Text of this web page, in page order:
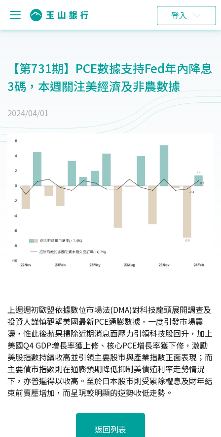
登入
【第731期】PCE數據支持Fed年內降息
3碼，本週關注美經濟及非農數據
2024/04/01
上週週初歐盟依據數位市場法(DMA)對科技龍頭展開調查及
投資人謹慎觀望美國最新PCE通膨數據，一度引發市場震
盪，惟此後蘋果掃除近期消息面壓力引領科技股回升，加上
美國Q4 GDP增長率獲上修、核心PCE增長率獲下修，激勵
美股指數持續收高並引領主要股市與產業指數正面表現；而
主要債市指數則在通膨預期降低抑制美債殖利率走勢情況
下，亦普遍得以收高。至於日本股市則受累除權息及財年結
束前賣壓增加，而呈現較明顯的逆勢收低走勢。
返回列表